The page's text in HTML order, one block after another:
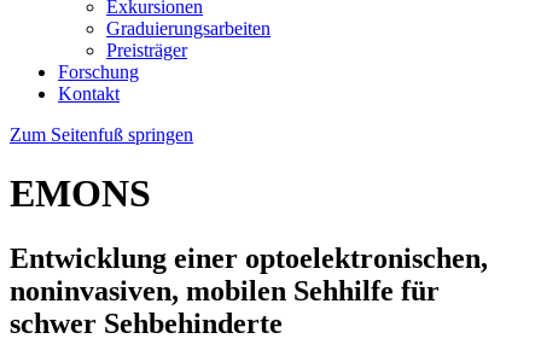
Exkursionen
Graduierungsarbeiten
Preisträger
Forschung
Kontakt
Zum Seitenfuß springen
EMONS
Entwicklung einer optoelektronischen,
noninvasiven, mobilen Sehhilfe für
schwer Sehbehinderte